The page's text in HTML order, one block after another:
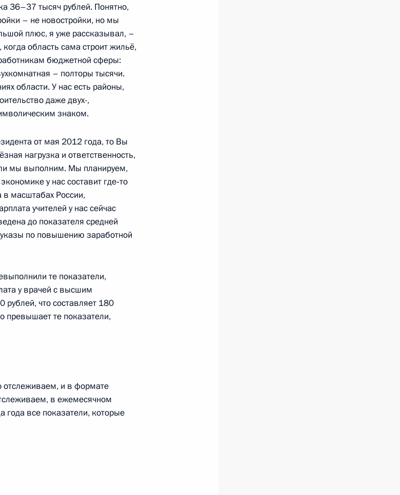
Никитой
3
3
3
36–37 тысяч рублей. Понятно,
– не новостройки, но мы
плюс, я уже рассказывал, –
область сама строит жильё,
бюджетной сферы:
– полторы тысячи.
области. У нас есть районы,
даже двух-,
знаком.
от мая 2012 года, то Вы
нагрузка и ответственность,
мы выполним. Мы планируем,
у нас составит где‑то
масштабах России,
учителей у нас сейчас
до показателя средней
по повышению заработной
те показатели,
у врачей с высшим
что составляет 180
превышает те показатели,
отслеживаем, и в формате
в ежемесячном
все показатели, которые